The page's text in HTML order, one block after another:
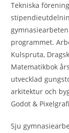
Tekniska
programmet.
Kulspruta,
Matematikbok
utvecklad
arkitektur och
Godot &
Sju